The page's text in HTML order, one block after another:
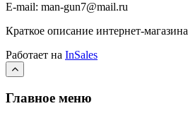
E-mail: man-gun7@mail.ru
Краткое описание интернет-магазина
Работает на InSales
Главное меню